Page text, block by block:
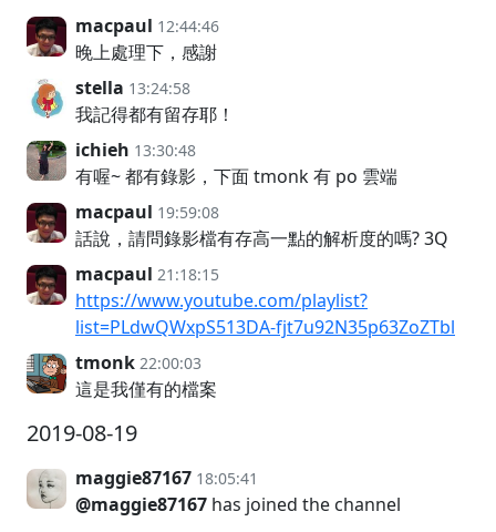
macpaul 12:44:46
晚上處理下，感謝
stella 13:24:58
我記得都有留存耶！
ichieh 13:30:48
有喔~ 都有錄影，下面 tmonk 有 po 雲端
macpaul 19:59:08
話說，請問錄影檔有存高一點的解析度的嗎? 3Q
macpaul 21:18:15
https://www.youtube.com/playlist?
list=PLdwQWxpS513DA-fjt7u92N35p63ZoZTbl
tmonk 22:00:03
這是我僅有的檔案
2019-08-19
maggie87167 18:05:41
@maggie87167 has joined the channel